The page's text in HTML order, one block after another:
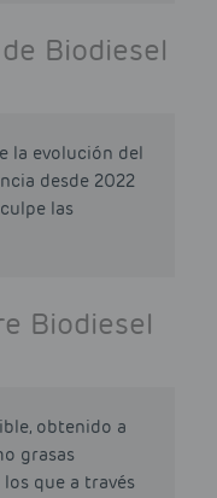
Biodiesel
la evolución del
desde 2022
las
Biodiesel
obtenido a
grasas
que a través